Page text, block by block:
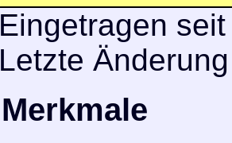
Eingetragen
Letzte
Merkmale